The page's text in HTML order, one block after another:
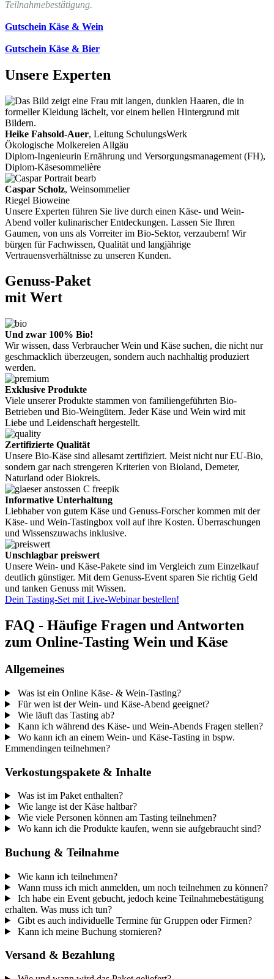
Teilnahmebestätigung.
Gutschein Käse & Wein
Gutschein Käse & Bier
Unsere Experten
Heike Fahsold-Auer, Leitung SchulungsWerk
Ökologische Molkereien Allgäu
Diplom-Ingenieurin Ernährung und Versorgungsmanagement (FH),
Diplom-Käsesommelière
Caspar Scholz, Weinsommelier
Riegel Bioweine
Unsere Experten führen Sie live durch einen Käse- und Wein-
Abend voller kulinarischer Entdeckungen. Lassen Sie Ihren
Gaumen, von uns als Vorreiter im Bio-Sektor, verzaubern! Wir
bürgen für Fachwissen, Qualität und langjährige
Vertrauensverhältnisse zu unseren Kunden.
Genuss-Paket
mit Wert
Und zwar 100% Bio!
Wir wissen, dass Verbraucher Wein und Käse suchen, die nicht nur
geschmacklich überzeugen, sondern auch nachhaltig produziert
werden.
Exklusive Produkte
Viele unserer Produkte stammen von familiengeführten Bio-
Betrieben und Bio-Weingütern. Jeder Käse und Wein wird mit
Liebe und Leidenschaft hergestellt.
Zertifizierte Qualität
Unsere Bio-Käse sind allesamt zertifiziert. Meist nicht nur EU-Bio,
sondern gar nach strengeren Kriterien von Bioland, Demeter,
Naturland oder Biokreis.
Informative Unterhaltung
Liebhaber von gutem Käse und Genuss-Forscher kommen mit der
Käse- und Wein-Tastingbox voll auf ihre Kosten. Überraschungen
und Wissenszuwachs inklusive.
Unschlagbar preiswert
Unsere Wein- und Käse-Pakete sind im Vergleich zum Einzelkauf
deutlich günstiger. Mit dem Genuss-Event sparen Sie richtig Geld
und tanken Genuss mit Wissen.
Dein Tasting-Set mit Live-Webinar bestellen!
FAQ - Häufige Fragen und Antworten
zum Online-Tasting Wein und Käse
Allgemeines
Was ist ein Online Käse- & Wein-Tasting?
Für wen ist der Wein- und Käse-Abend geeignet?
Wie läuft das Tasting ab?
Kann ich während des Käse- und Wein-Abends Fragen stellen?
Wo kann ich an einem Wein- und Käse-Tasting in bspw.
Emmendingen teilnehmen?
Verkostungspakete & Inhalte
Was ist im Paket enthalten?
Wie lange ist der Käse haltbar?
Wie viele Personen können am Tasting teilnehmen?
Wo kann ich die Produkte kaufen, wenn sie aufgebraucht sind?
Buchung & Teilnahme
Wie kann ich teilnehmen?
Wann muss ich mich anmelden, um noch teilnehmen zu können?
Ich habe ein Event gebucht, jedoch keine Teilnahmebestätigung
erhalten. Was muss ich tun?
Gibt es auch individuelle Termine für Gruppen oder Firmen?
Kann ich meine Buchung stornieren?
Versand & Bezahlung